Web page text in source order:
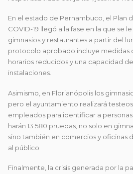
En el estado de Pernambuco, el Plan
COVID-19 llegó a la fase en la que se
gimnasios y restaurantes a partir del
protocolo aprobado incluye medidas
horarios reducidos y una capacidad
instalaciones.
Asimismo, en Florianópolis los
pero el ayuntamiento realizará
empleados para identificar a
harán 13.580 pruebas, no solo en
sino también en comercios y oficinas
al público
Finalmente, la crisis generada por la